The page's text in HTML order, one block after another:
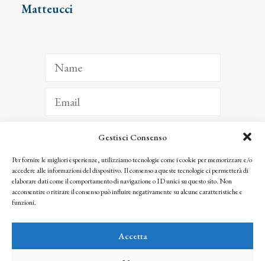
Gestisci Consenso
Per fornire le migliori esperienze, utilizziamo tecnologie come i cookie per memorizzare e/o
accedere alle informazioni del dispositivo. Il consenso a queste tecnologie ci permetterà di
elaborare dati come il comportamento di navigazione o ID unici su questo sito. Non
acconsentire o ritirare il consenso può influire negativamente su alcune caratteristiche e
funzioni.
Accetta
Matteucci
ISCRIVITI
Facendo clic per iscriverti, riconosci che le tue informazioni saranno trattate
seguendo la nostra Privacy Policy
© 2025 Istituto Matteucci. All right reserved
l’autorizzazione scritta dei proprietari dei diritti e dell’Istituto Matteucci